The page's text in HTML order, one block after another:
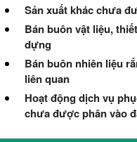
Sản xuất khác chưa
Bán buôn vật liệu,
dựng
Bán buôn nhiên liệu
liên quan
Hoạt động dịch vụ
chưa được phân vào